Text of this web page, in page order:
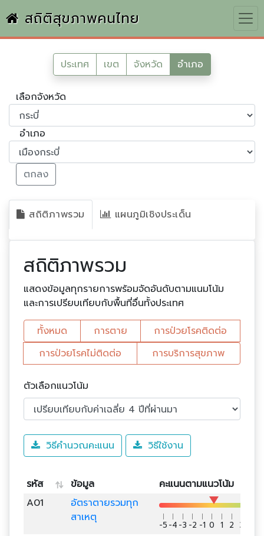
สถิติสุขภาพคนไทย
ประเทศ เขต จังหวัด อำเภอ
เลือกจังหวัด
อำเภอ
ตกลง
สถิติภาพรวม แผนภูมิเชิงประเด็น
สถิติภาพรวม
แสดงข้อมูลทุกรายการพร้อมจัดอันดับตามแนมโน้ม
และการเปรียบเทียบกับพื้นที่อื่นทั้งประเทศ
ทั้งหมด
การตาย
การป่วยโรคติดต่อ
การป่วยโรคไม่ติดต่อ
การบริการสุขภาพ
ตัวเลือกแนวโน้ม
วิธีคำนวณคะแนน วิธีใช้งาน
รหัส ข้อมูล
คะแนนตามแนวโน้ม
A01
อัตราตายรวมทุก
สาเหตุ
-5 -4 -3 -2 -1 0 1 2 3